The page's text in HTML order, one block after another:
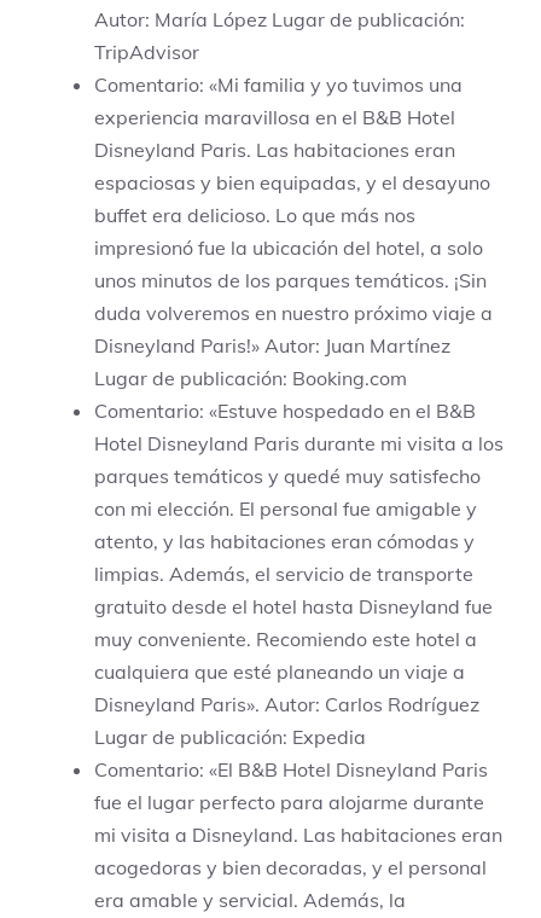
Autor: María López Lugar de publicación:
TripAdvisor
Comentario: «Mi familia y yo tuvimos una
experiencia maravillosa en el B&B Hotel
Disneyland Paris. Las habitaciones eran
espaciosas y bien equipadas, y el desayuno
buffet era delicioso. Lo que más nos
impresionó fue la ubicación del hotel, a solo
unos minutos de los parques temáticos. ¡Sin
duda volveremos en nuestro próximo viaje a
Disneyland Paris!» Autor: Juan Martínez
Lugar de publicación: Booking.com
Comentario: «Estuve hospedado en el B&B
Hotel Disneyland Paris durante mi visita a los
parques temáticos y quedé muy satisfecho
con mi elección. El personal fue amigable y
atento, y las habitaciones eran cómodas y
limpias. Además, el servicio de transporte
gratuito desde el hotel hasta Disneyland fue
muy conveniente. Recomiendo este hotel a
cualquiera que esté planeando un viaje a
Disneyland Paris». Autor: Carlos Rodríguez
Lugar de publicación: Expedia
Comentario: «El B&B Hotel Disneyland Paris
fue el lugar perfecto para alojarme durante
mi visita a Disneyland. Las habitaciones eran
acogedoras y bien decoradas, y el personal
era amable y servicial. Además, la